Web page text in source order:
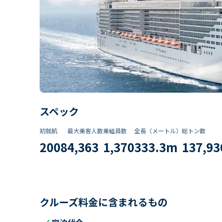
スペック
初就航
2008
最大乗客人数
4,363
乗組員数​
1,370
全長（メートル）
333.3m
総トン数​
クルーズ料金に含まれるもの